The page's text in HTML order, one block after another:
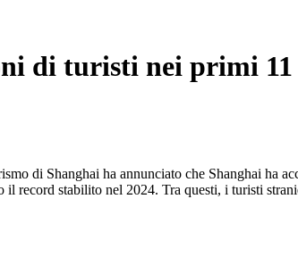
di turisti nei primi
di Shanghai ha annunciato che Shanghai ha
record stabilito nel 2024. Tra questi, i turisti